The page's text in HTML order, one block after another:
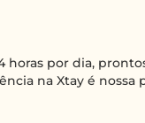
horas por dia,
na Xtay é nossa